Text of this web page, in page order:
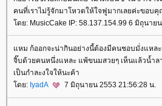
คนที่เราไม่รู้จักมาโหวตให้ใจฟูมากเลยค่ะขอบ
ดย: MusicCake IP: 58.137.154.99 6 มิถุนาย
หม ก้ออกจะน่ากินอย่างนี้ต้องมีคนชอบมั่งแหล
จิ๊บด้วยคนหนึ่งแหละ แพ้ขนมสวยๆ เห็นแล้วน้ำล
เป็นกำละงใจให้นะค้า
ดย: IyadA 7 มิถุนายน 2553 21:56:28 น.